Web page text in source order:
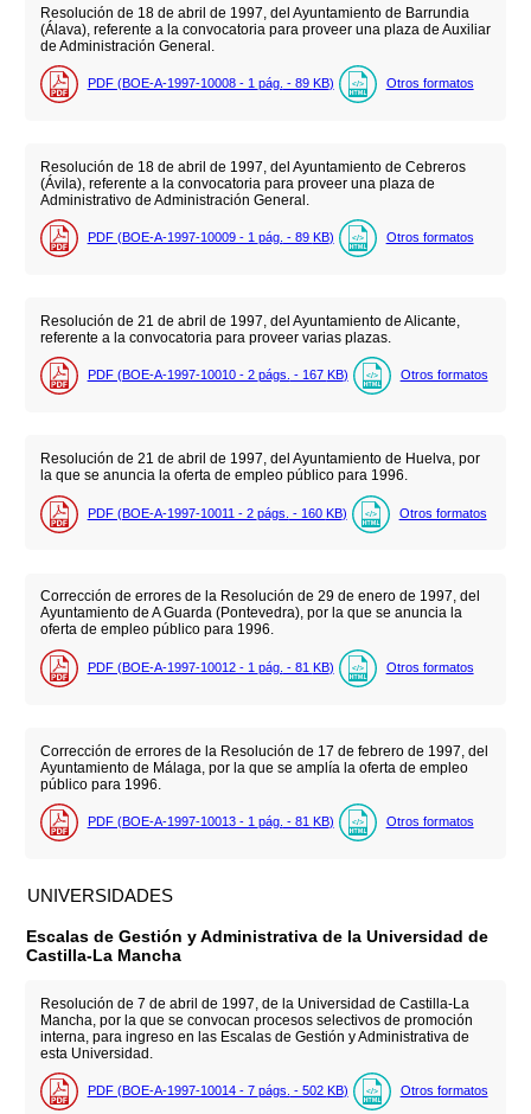
Resolución de 18 de abril de 1997, del Ayuntamiento de Barrundia
(Álava), referente a la convocatoria para proveer una plaza de Auxiliar
de Administración General.
PDF (BOE-A-1997-10008 - 1 pág. - 89 KB) Otros formatos
Resolución de 18 de abril de 1997, del Ayuntamiento de Cebreros
(Ávila), referente a la convocatoria para proveer una plaza de
Administrativo de Administración General.
PDF (BOE-A-1997-10009 - 1 pág. - 89 KB) Otros formatos
Resolución de 21 de abril de 1997, del Ayuntamiento de Alicante,
referente a la convocatoria para proveer varias plazas.
PDF (BOE-A-1997-10010 - 2 págs. - 167 KB) Otros formatos
Resolución de 21 de abril de 1997, del Ayuntamiento de Huelva, por
la que se anuncia la oferta de empleo público para 1996.
PDF (BOE-A-1997-10011 - 2 págs. - 160 KB) Otros formatos
Corrección de errores de la Resolución de 29 de enero de 1997, del
Ayuntamiento de A Guarda (Pontevedra), por la que se anuncia la
oferta de empleo público para 1996.
PDF (BOE-A-1997-10012 - 1 pág. - 81 KB) Otros formatos
Corrección de errores de la Resolución de 17 de febrero de 1997, del
Ayuntamiento de Málaga, por la que se amplía la oferta de empleo
público para 1996.
PDF (BOE-A-1997-10013 - 1 pág. - 81 KB) Otros formatos
UNIVERSIDADES
Escalas de Gestión y Administrativa de la Universidad de
Castilla-La Mancha
Resolución de 7 de abril de 1997, de la Universidad de Castilla-La
Mancha, por la que se convocan procesos selectivos de promoción
interna, para ingreso en las Escalas de Gestión y Administrativa de
esta Universidad.
PDF (BOE-A-1997-10014 - 7 págs. - 502 KB) Otros formatos